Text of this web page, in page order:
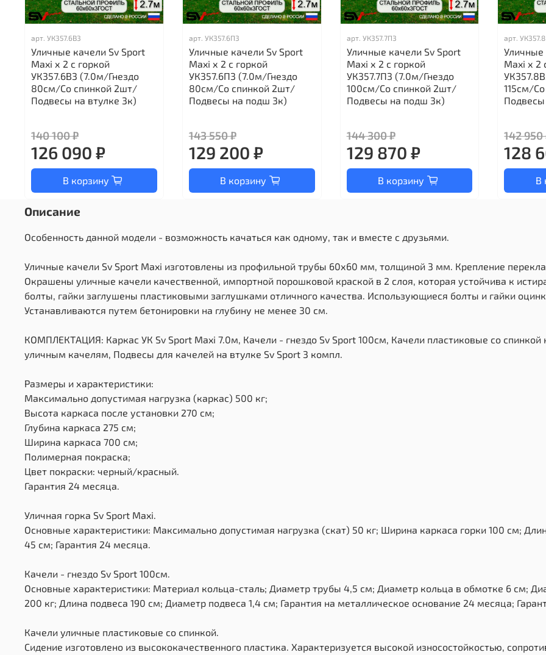
арт. УК357.6В3
Уличные качели Sv Sport
Maxi х 2 с горкой
УК357.6В3 (7.0м/Гнездо
80см/Со спинкой 2шт/
Подвесы на втулке 3к)
140 100 ₽
126 090 ₽
В корзину
арт. УК357.6П3
Уличные качели Sv Sport
Maxi х 2 с горкой
УК357.6П3 (7.0м/Гнездо
80см/Со спинкой 2шт/
Подвесы на подш 3к)
143 550 ₽
129 200 ₽
В корзину
арт. УК357.7П3
Уличные качели Sv Sport
Maxi х 2 с горкой
УК357.7П3 (7.0м/Гнездо
100см/Со спинкой 2шт/
Подвесы на подш 3к)
144 300 ₽
129 870 ₽
В корзину
арт.
Уличные
Maxi х 2
115см/
Подвесы
142 950
128
В
Описание
Особенность данной модели - возможность качаться как одному, так и вместе с друзьями.
Уличные качели Sv Sport Maxi изготовлены из профильной трубы 60х60 мм, толщиной 3 мм. Крепление
Окрашены уличные качели качественной, импортной порошковой краской в 2 слоя, которая устойчива к
болты, гайки заглушены пластиковыми заглушками отличного качества. Использующиеся болты и гайки
Устанавливаются путем бетонировки на глубину не менее 30 см.
КОМПЛЕКТАЦИЯ: Каркас УК Sv Sport Maxi 7.0м, Качели - гнездо Sv Sport 100см, Качели пластиковые со
уличным качелям, Подвесы для качелей на втулке Sv Sport 3 компл.
Размеры и характеристики:
Максимально допустимая нагрузка (каркас) 500 кг;
Высота каркаса после установки 270 см;
Глубина каркаса 275 см;
Ширина каркаса 700 см;
Полимерная покраска;
Цвет покраски: черный/красный.
Гарантия 24 месяца.
Уличная горка Sv Sport Maxi.
Основные характеристики: Максимально допустимая нагрузка (скат) 50 кг; Ширина каркаса горки 100 см;
45 см; Гарантия 24 месяца.
Качели - гнездо Sv Sport 100см.
Основные характеристики: Материал кольца-сталь; Диаметр трубы 4,5 см; Диаметр кольца в обмотке 6 см;
200 кг; Длина подвеса 190 см; Диаметр подвеса 1,4 см; Гарантия на металлическое основание 24 месяца;
Качели уличные пластиковые со спинкой.
Сидение изготовлено из высококачественного пластика. Характеризуется высокой износостойкостью,